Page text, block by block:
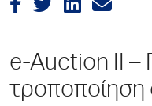
e-Auction II –